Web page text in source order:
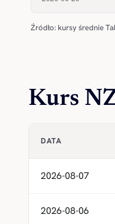
Źródło: kursy średnie
Kurs
DATA
2026-08-07
2026-08-06